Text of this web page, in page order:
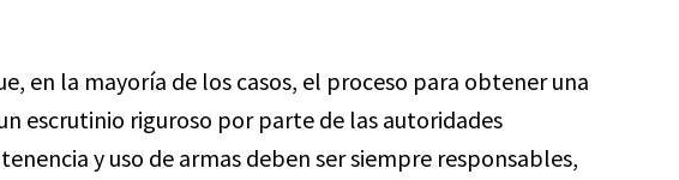
en la mayoría de los casos, el proceso para obtener una
escrutinio riguroso por parte de las autoridades
y uso de armas deben ser siempre responsables,